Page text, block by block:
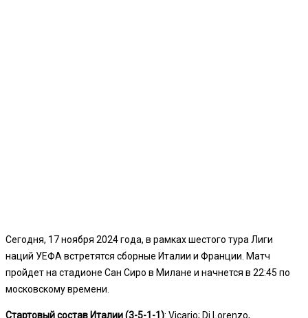
Сегодня, 17 ноября 2024 года, в рамках шестого тура Лиги
наций УЕФА встретятся сборные Италии и Франции. Матч
пройдет на стадионе Сан Сиро в Милане и начнется в 22:45 по
московскому времени.
Стартовый состав Италии (3-5-1-1): Vicario; Di Lorenzo,